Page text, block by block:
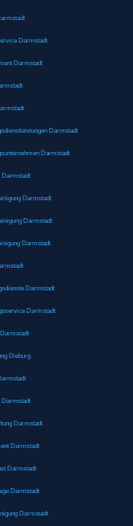
Darmstadt
Darmstadt
Darmstadt
Darmstadt
Darmstadt
Darmstadt
Darmstadt
Darmstadt
Darmstadt
Darmstadt
Dieburg
Darmstadt
Darmstadt
Darmstadt
Darmstadt
Darmstadt
Darmstadt